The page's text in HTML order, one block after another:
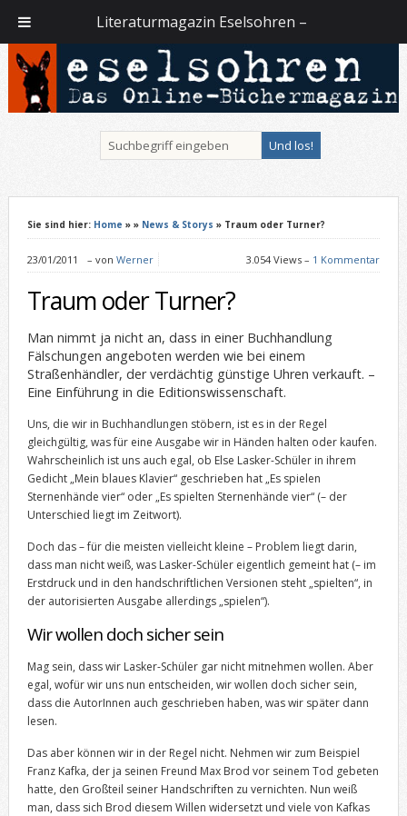
Sie sind hier: Home » » News & Storys » Traum oder Turner?
23/01/2011 – von Werner 3.054 Views – 1 Kommentar
Traum oder Turner?
Man nimmt ja nicht an, dass in einer Buchhandlung
Fälschungen angeboten werden wie bei einem
Straßenhändler, der verdächtig günstige Uhren verkauft. –
Eine Einführung in die Editionswissenschaft.
Uns, die wir in Buchhandlungen stöbern, ist es in der Regel
gleichgültig, was für eine Ausgabe wir in Händen halten oder kaufen.
Wahrscheinlich ist uns auch egal, ob Else Lasker-Schüler in ihrem
Gedicht „Mein blaues Klavier“ geschrieben hat „Es spielen
Sternenhände vier“ oder „Es spielten Sternenhände vier“ (– der
Unterschied liegt im Zeitwort).
Doch das – für die meisten vielleicht kleine – Problem liegt darin,
dass man nicht weiß, was Lasker-Schüler eigentlich gemeint hat (– im
Erstdruck und in den handschriftlichen Versionen steht „spielten“, in
der autorisierten Ausgabe allerdings „spielen“).
Wir wollen doch sicher sein
Mag sein, dass wir Lasker-Schüler gar nicht mitnehmen wollen. Aber
egal, wofür wir uns nun entscheiden, wir wollen doch sicher sein,
dass die AutorInnen auch geschrieben haben, was wir später dann
lesen.
Das aber können wir in der Regel nicht. Nehmen wir zum Beispiel
Franz Kafka, der ja seinen Freund Max Brod vor seinem Tod gebeten
hatte, den Großteil seiner Handschriften zu vernichten. Nun weiß
man, dass sich Brod diesem Willen widersetzt und viele von Kafkas
Literaturmagazin Eselsohren –